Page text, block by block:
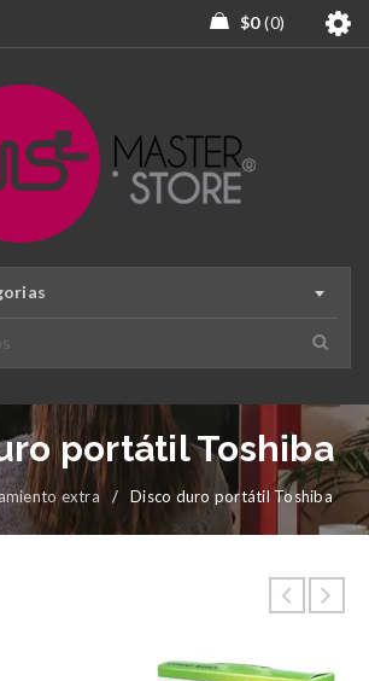
$0 0
portátil Toshiba
extra / Disco duro portátil Toshiba